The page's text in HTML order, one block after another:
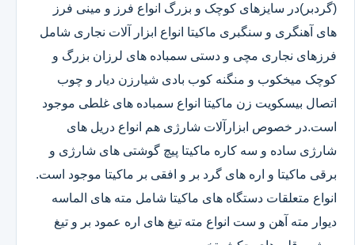
(گردبر)در سایزهای کوچک و بزرگ انواع فرز و مینی فرز
های آهنگری و سنگبری ماکیتا انواع ابزار آلات نجاری شامل
فرزهای نجاری مچی و دستی سمباده های لرزان بزرگ و
کوچک میخکوب و منگنه کوب بادی شیارزن دیار و چوب
اتصال بیسکویت زن ماکیتا انواع سمباده های غلطی موجود
است.در خصوص ابزارآلات شارژی هم انواع دریل های
شارژی ساده و سه کاره ماکیتا پیچ گوشتی های شارژی و
برقی ماکیتا و اره های گرد بر و افقی بر ماکیتا موجود است.
انواع متعلقات دستگاه های ماکیتا شامل مته های الماسه
دیوار مته آهن و ست انواع مته تیغ های اره عمود بر و تیغ